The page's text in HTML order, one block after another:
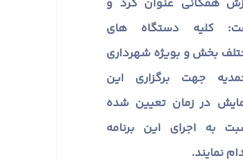
همگانی عنوان کرد و
کلیه دستگاه های
بخش و بویژه شهرداری
جهت برگزاری این
در زمان تعیین شده
به اجرای این برنامه
نمایند.